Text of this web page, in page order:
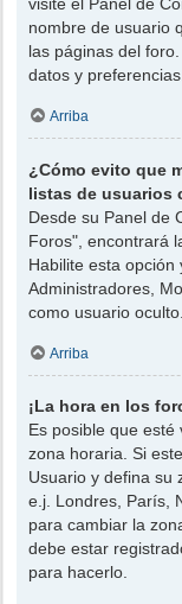
nombre de usuario
las páginas del
datos y preferencias.
Arriba
¿Cómo evito que
listas de usuarios
Desde su Panel de
Foros", encontrará
Habilite esta
Administradores,
como usuario oculto.
Arriba
¡La hora en los
Es posible que
zona horaria. Si
Usuario y defina su
e.j. Londres, París,
para cambiar la
debe estar
para hacerlo.